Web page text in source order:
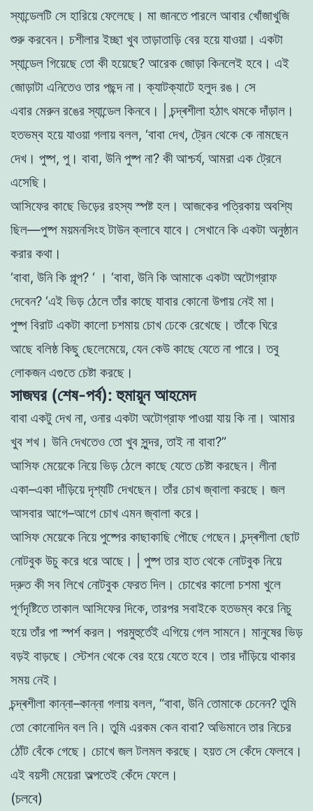
স্যান্ডেলটি সে হারিয়েফেলেছে । মা জানতেপারলে আবার খোঁজাখুজি
শুরুকরবেন। চশীলারইচ্ছা খুবতাড়াতাড়িবের হয়েযাওয়া । একটা
স্যান্ডেল গিয়েছে তাে কীহয়েছে? আরেক জোড়া কিনলেই হবে । এই
জোড়াটা এনিতেওতার পছন্দনা ।ক্যাটক্যাটে হলুদরঙ । সে
এবার মেরুনরঙেরস্যান্ডেল কিনবে । |চন্দ্ৰশীলা হঠাৎথমকেদাঁড়াল ।
হতভম্ব হয়েযাওয়া গলায়বলল, ‘বাবা দেখ, ট্রেনথেকে কে নামছেন
দেখ। পুষ্প, পু। বাবা, উনিপুষ্প না? কীআশ্চর্য, আমরা এক ট্রেনে
এসেছি ।
আসিফের কাছে ভিড়ের রহস্যস্পষ্টহল। আজকের পত্রিকায়অবশ্যি
ছিল—পুষ্প ময়মনসিংহটাউনক্লাবে যাবে । সেখানেকি একটা অনুষ্ঠান
করার কথা ।
‘বাবা, উনিকি পূল্প? ‘ । ‘বাবা, উনিকি আমাকে একটা অটোগ্রাফ
দেবেন? ‘এই ভিড়ঠেলেতাঁর কাছে যাবার কোনাে উপায়নেই মা ।
পুষ্প বিরাট একটা কালাে চশমায়চোখ ঢেকে রেখেছে ।তাঁকে ঘিরে
আছে বলিষ্ঠকিছু ছেলেমেয়ে, যেনকেউকাছে যেতেনা পারে ।তবু
লােকজনএগুতেচেষ্টা করছে ।
সাজঘর (শেষ-পর্ব): হুমায়ূন আহমেদ
বাবা একটু দেখ না, ওনার একটা অটোগ্রাফপাওয়া যায়কি না । আমার
খুব শখ । উনিদেখতেও তাে খুব সুন্দর,তাই না বাবা?”
আসিফমেয়েকে নিয়েভিড়ঠেলে কাছে যেতেচেষ্টা করছেন। লীনা
একা–একাদাঁড়িয়েদৃশ্যটি দেখছেন।তাঁর চোখজ্বালা করছে । জল
আসবার আগে–আগে চোখ এমনজ্বালা করে ।
আসিফমেয়েকে নিয়েপুষ্পের কাছাকাছি পৌছে গেছেন।চন্দ্ৰশীলা ছােট
নােটবুক উচু করে ধরে আছে । পুষ্পতার হাতথেকে নােটবুক নিয়ে
দ্রুতকীসব লিখে নােটবুক ফেরতদিল । চোখের কালাে চশমা খুলে
পূর্ণদৃষ্টিতেতাকাল আসিফের দিকে,তারপর সবাইকে হতভম্ব করে নিচু
হয়েতাঁর পাস্পর্শকরল । পরমুহুর্তেই এগিয়েগেল সামনে। মানুষের ভিড়
বড়ই বাড়ছে । স্টেশনথেকে বের হয়েযেতেহবে ।তারদাঁড়িয়েথাকার
সময়নেই ।
চন্দ্ৰশীলা কান্না–কান্না গলায়বলল, “বাবা, উনিতােমাকে চেনেন?তুমি
তাে কোনােদিনবল নি।তুমি এরকম কেনবাবা? অভিমানেতার নিচের
ঠোঁট বেঁকে গেছে । চোখে জলটলমল করছে । হয়তসে কেঁদেফেলবে ।
এই বয়সীমেয়েরা অল্পতেই কেঁদেফেলে ।
(চলবে)